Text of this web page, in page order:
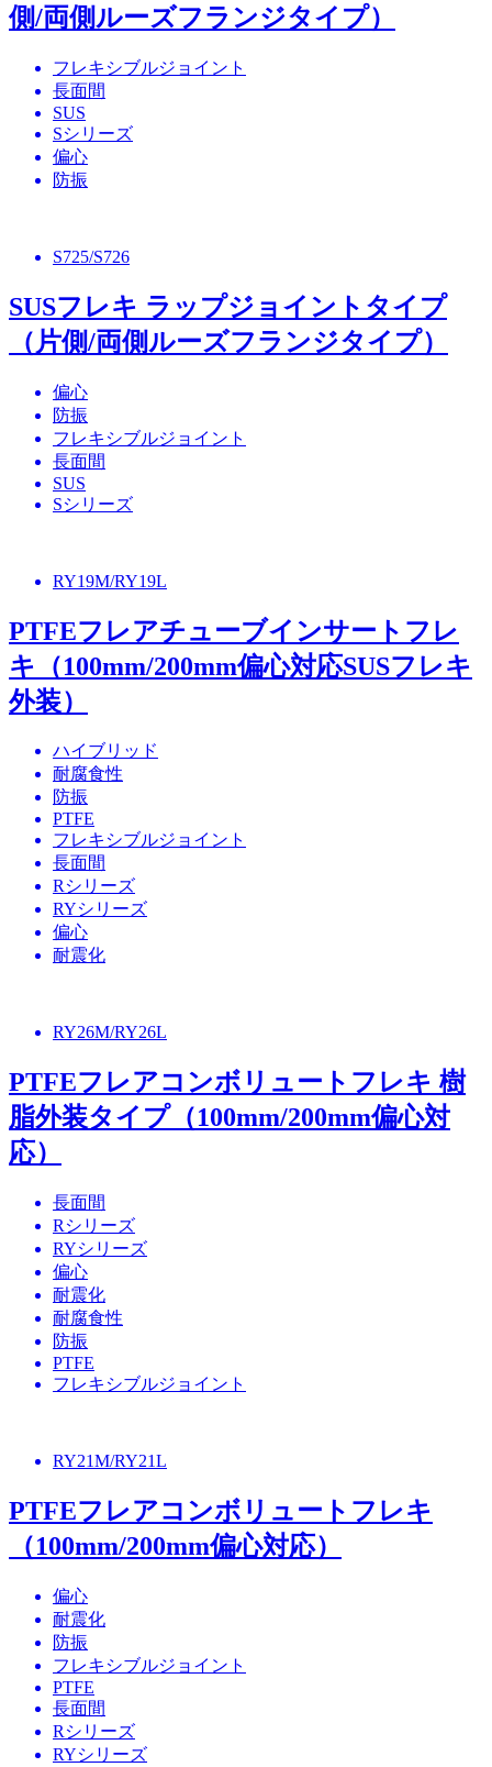
側/両側ルーズフランジタイプ）
フレキシブルジョイント
長面間
SUS
Sシリーズ
偏心
防振
S725/S726
SUSフレキ ラップジョイントタイプ
（片側/両側ルーズフランジタイプ）
偏心
防振
フレキシブルジョイント
長面間
SUS
Sシリーズ
RY19M/RY19L
PTFEフレアチューブインサートフレ
キ（100mm/200mm偏心対応SUSフレキ
外装）
ハイブリッド
耐腐食性
防振
PTFE
フレキシブルジョイント
長面間
Rシリーズ
RYシリーズ
偏心
耐震化
RY26M/RY26L
PTFEフレアコンボリュートフレキ 樹
脂外装タイプ（100mm/200mm偏心対
応）
長面間
Rシリーズ
RYシリーズ
偏心
耐震化
耐腐食性
防振
PTFE
フレキシブルジョイント
RY21M/RY21L
PTFEフレアコンボリュートフレキ
（100mm/200mm偏心対応）
偏心
耐震化
防振
フレキシブルジョイント
PTFE
長面間
Rシリーズ
RYシリーズ